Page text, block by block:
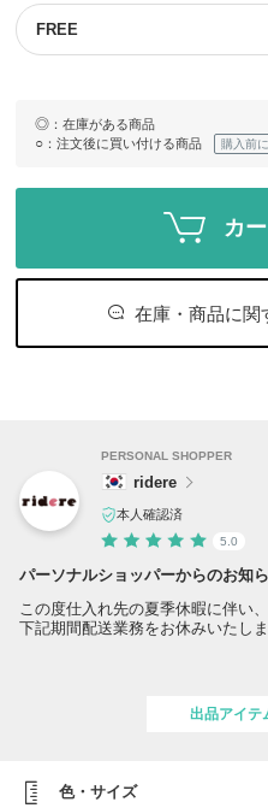
FREE
◎ ：在庫がある商品
○ ：注文後に買い付ける商品 購入前
カ
在庫・商品に関
PERSONAL SHOPPER
ridere
本人確認済
5.0
パーソナルショッパーからのお知
この度仕入れ先の夏季休暇に伴い、
下記期間配送業務をお休みいたしま
夏季休業：8月10日(月)～8月17
配送業務につきましては、8月18
尚、ご注文・お問い合わせは通常
出品アイテ
色・サイズ